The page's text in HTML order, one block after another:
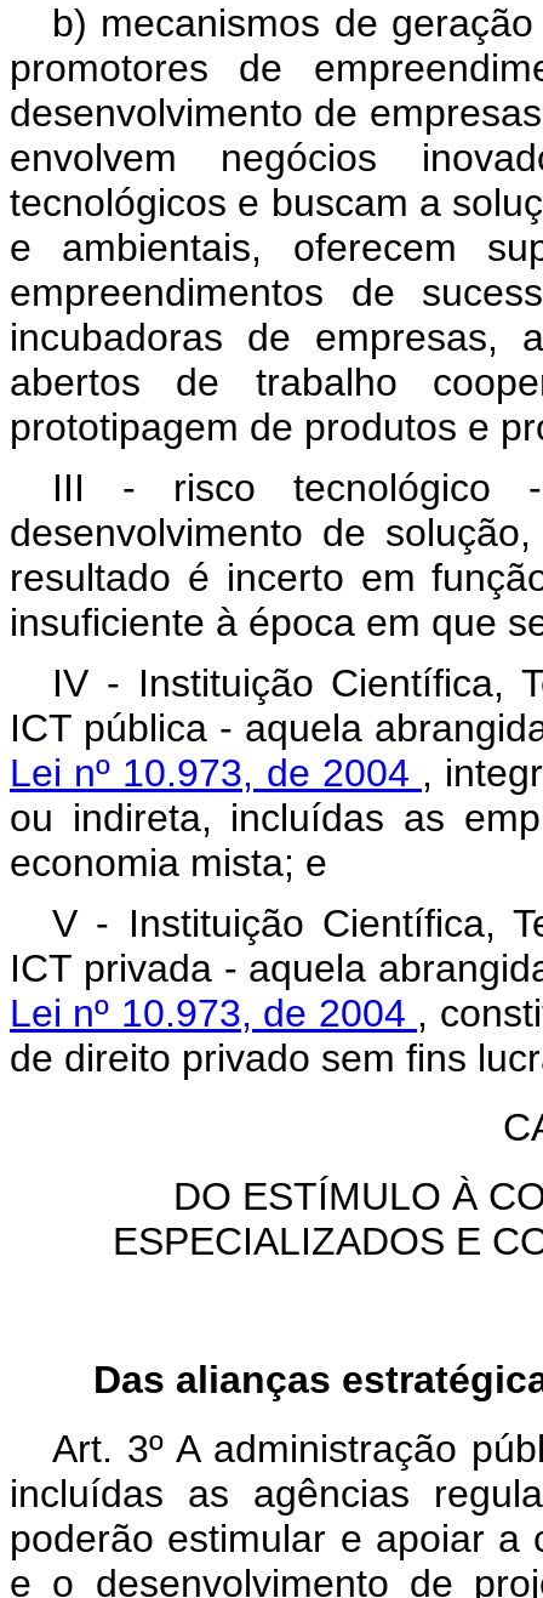
b) mecanismos de
promotores de
desenvolvimento de
envolvem negócios
tecnológicos e buscam a
e ambientais, oferecem
empreendimentos de
incubadoras de empresas,
abertos de trabalho
prototipagem de produtos e
III - risco tecnológico
desenvolvimento de
resultado é incerto em
insuficiente à época em que
IV - Instituição Científica,
ICT pública - aquela
Lei nº 10.973, de 2004 ,
ou indireta, incluídas as
economia mista; e
V - Instituição Científica,
ICT privada - aquela
Lei nº 10.973, de 2004 ,
de direito privado sem fins
DO ESTÍMULO À
ESPECIALIZADOS E
Das alianças
Art. 3º A administração
incluídas as agências
poderão estimular e apoiar a
e o desenvolvimento de